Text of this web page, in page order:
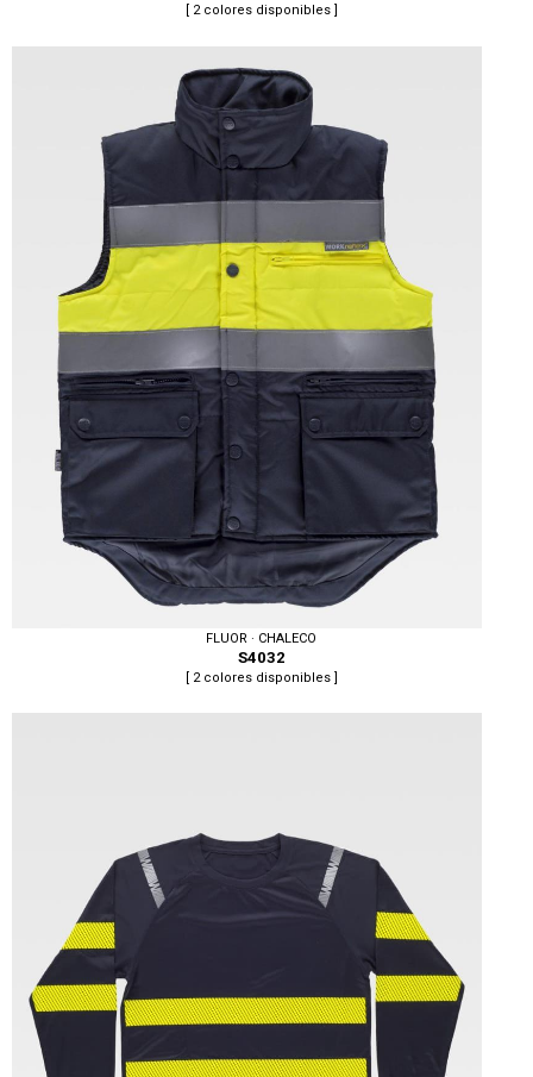
Tallas: S, M, L, XL, XXL, 3XL, 4XL, 5XL, 6XL
[ 2 colores disponibles ]
Tallas: S, M, L, XL, XXL
FLUOR · CHALECO
S4032
[ 2 colores disponibles ]